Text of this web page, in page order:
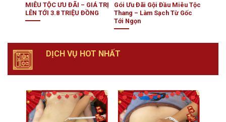
MIÊU TỘC ƯU ĐÃI – GIÁ TRỊ
LÊN TỚI 3.8 TRIỆU ĐỒNG
Gói Ưu Đãi Gội Đầu Miêu Tộc
Thang – Làm Sạch Từ Gốc
Tới Ngọn
DỊCH VỤ HOT NHẤT